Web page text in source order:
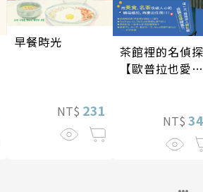
早餐時光
NT$ 231
茶館裡的名偵探
【歐普拉也愛！
《茶館裡的嫌疑
人》續作】
NT$